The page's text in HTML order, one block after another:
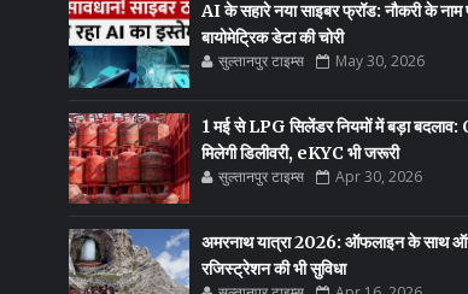
AI के सहारे नया साइबर फ्रॉड: नौकरी के नाम
बायोमेट्रिक डेटा की चोरी
सुल्तानपुर टाइम्स May 30, 2026
1 मई से LPG सिलेंडर नियमों में बड़ा बदलाव:
मिलेगी डिलीवरी, eKYC भी जरूरी
सुल्तानपुर टाइम्स Apr 30, 2026
अमरनाथ यात्रा 2026: ऑफलाइन के साथ
रजिस्ट्रेशन की भी सुविधा